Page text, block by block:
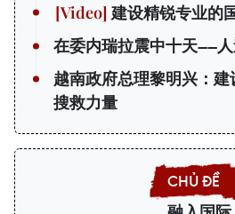
建设精锐专业的
在委内瑞拉震中十天——
越南政府总理黎明兴：
搜救力量